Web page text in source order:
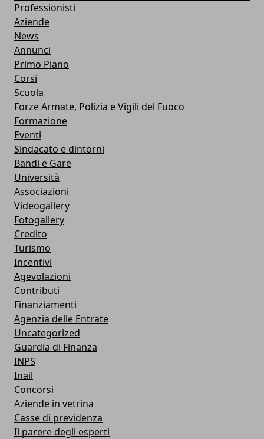
Professionisti
Aziende
News
Annunci
Primo Piano
Corsi
Scuola
Forze Armate, Polizia e Vigili del Fuoco
Formazione
Eventi
Sindacato e dintorni
Bandi e Gare
Università
Associazioni
Videogallery
Fotogallery
Credito
Turismo
Incentivi
Agevolazioni
Contributi
Finanziamenti
Agenzia delle Entrate
Uncategorized
Guardia di Finanza
INPS
Inail
Concorsi
Aziende in vetrina
Casse di previdenza
Il parere degli esperti